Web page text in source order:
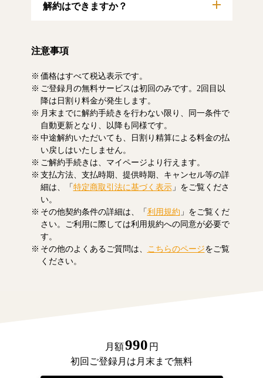
ンのご利用期間は、マイページにてご確認い
解約はできますか？
事をお読みいただけます。なお、日割り清算
注意事項
価格はすべて税込表示です。
ご登録月の無料サービスは初回のみです。2回目以
降は日割り料金が発生します。
月末までに解約手続きを行わない限り、同一条件で
自動更新となり、以降も同様です。
中途解約いただいても、日割り精算による料金の払
い戻しはいたしません。
ご解約手続きは、マイページより行えます。
支払方法、支払時期、提供時期、キャンセル等の詳
細は、「特定商取引法に基づく表示」をご覧くださ
い。
その他契約条件の詳細は、「利用規約 」をご覧くだ
さい。ご利用に際しては利用規約への同意が必要で
す。
その他のよくあるご質問は、
こちらのページをご覧
ください。
月額990 円
初回ご登録月は月末まで無料